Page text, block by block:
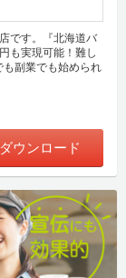
です。『北海道バ
も実現可能！難し
副業でも始められ
ウンロード